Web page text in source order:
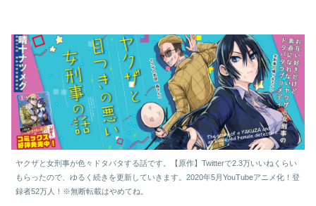
ヤクザと女刑事が色々ドタバタする話です。【原作】Twitterで2.3万いいねくらい
もらったので、ゆるく続きを更新していきます。2020年5月YouTubeアニメ化！登
録者52万人！※無断転載はやめてね。